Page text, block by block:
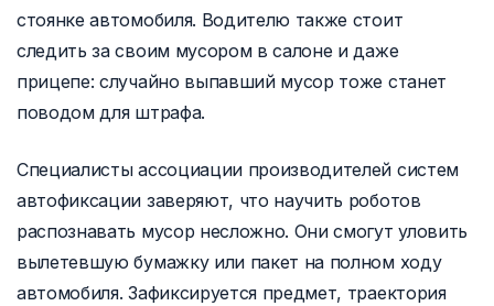
стоянке автомобиля. Водителю также стоит
следить за своим мусором в салоне и даже
прицепе: случайно выпавший мусор тоже станет
поводом для штрафа.
Специалисты ассоциации производителей систем
автофиксации заверяют, что научить роботов
распознавать мусор несложно. Они смогут уловить
вылетевшую бумажку или пакет на полном ходу
автомобиля. Зафиксируется предмет, траектория